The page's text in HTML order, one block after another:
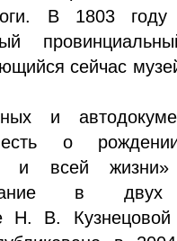
В 1803
сейчас
и
о
и всей жизни»
в двух
Н. В.